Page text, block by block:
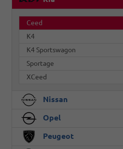
Ceed
K4
K4 Sportswagon
Sportage
XCeed
Nissan
Opel
Peugeot